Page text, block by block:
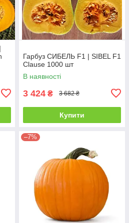
Гарбуз СИБЕЛЬ F1 | SIBEL F1
Clause 1000 шт
В наявності
3 424 ₴ 3 682 ₴
Купити
–7%